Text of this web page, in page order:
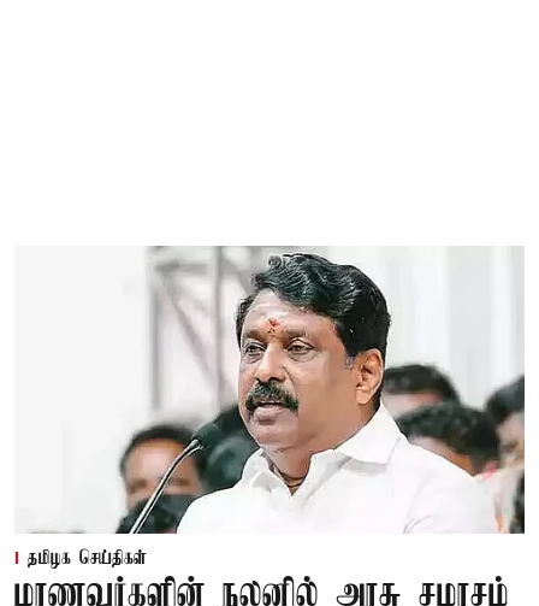
தமிழக செய்திகள்
மாணவர்களின் நலனில் அரசு சமரசம்